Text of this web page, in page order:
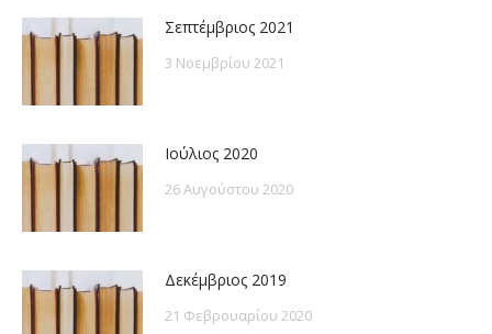
Σεπτέμβριος 2021
3 Νοεμβρίου 2021
Ιούλιος 2020
26 Αυγούστου 2020
Δεκέμβριος 2019
21 Φεβρουαρίου 2020